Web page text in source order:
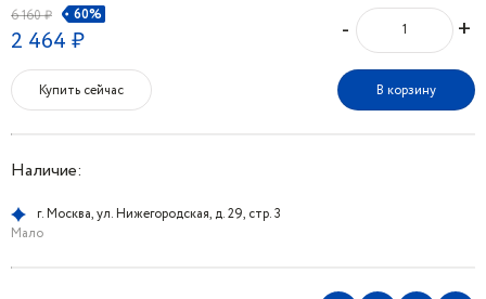
6 160 ₽ 60%
2 464 ₽ - +
Купить сейчас В корзину
Наличие:
г. Москва, ул. Нижегородская, д. 29, стр. 3
Мало